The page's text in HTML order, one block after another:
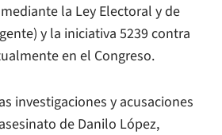
la Ley Electoral y de
y la iniciativa 5239 contra
en el Congreso.
investigaciones y acusaciones
de Danilo López,